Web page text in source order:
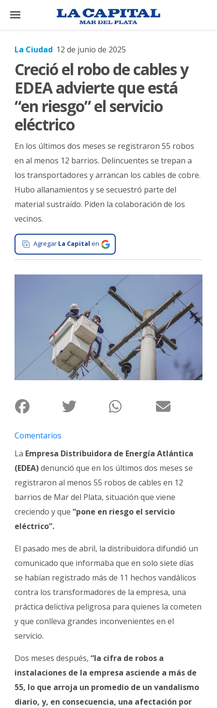
×
El
País
El
Mundo
La
Cultura
Tecnología
Gastronomía
General
La
Espectáculos
Cartelera
Fotos
Familia
Fúnebres
La Ciudad 12 de junio de 2025
Creció el robo de cables y
EDEA advierte que está
“en riesgo” el servicio
eléctrico
En los últimos dos meses se registraron 55 robos
en al menos 12 barrios. Delincuentes se trepan a
los transportadores y arrancan los cables de cobre.
Hubo allanamientos y se secuestró parte del
material sustraído. Piden la colaboración de los
vecinos.
Agregar La Capital en
Comentarios
La Empresa Distribuidora de Energía Atlántica
(EDEA)denunció que en los últimos dos meses se
registraron al menos 55 robos de cables en 12
barrios de Mar del Plata, situación que viene
creciendo y que “pone en riesgo el servicio
eléctrico”.
El pasado mes de abril, la distribuidora difundió un
comunicado que informaba que en solo siete días
se habían registrado más de 11 hechos vandálicos
contra los transformadores de la empresa, una
práctica delictiva peligrosa para quienes la cometen
y que conlleva grandes inconvenientes en el
servicio.
Dos meses después, “la cifra de robos a
instalaciones de la empresa asciende a más de
55, lo que arroja un promedio de un vandalismo
diario, y, en consecuencia, una afectación por